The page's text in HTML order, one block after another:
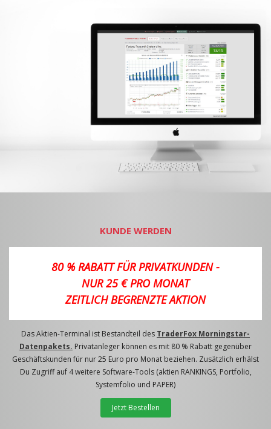
KUNDE WERDEN
80 % RABATT FÜR PRIVATKUNDEN -
NUR 25 € PRO MONAT
ZEITLICH BEGRENZTE AKTION
Das Aktien-Terminal ist Bestandteil des TraderFox Morningstar-
Datenpakets. Privatanleger können es mit 80 % Rabatt gegenüber
Geschäftskunden für nur 25 Euro pro Monat beziehen. Zusätzlich erhälst
Du Zugriff auf 4 weitere Software-Tools (aktien RANKINGS, Portfolio,
Systemfolio und PAPER)
Jetzt Bestellen